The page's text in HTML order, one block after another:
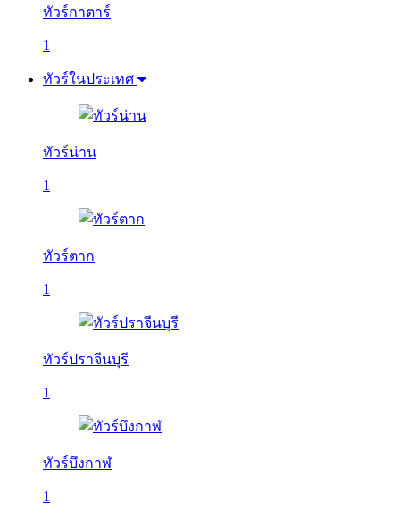
ทัวร์กาตาร์
1
ทัวร์ในประเทศ
ทัวร์น่าน
1
ทัวร์ตาก
1
ทัวร์ปราจีนบุรี
1
ทัวร์บึงกาฬ
1